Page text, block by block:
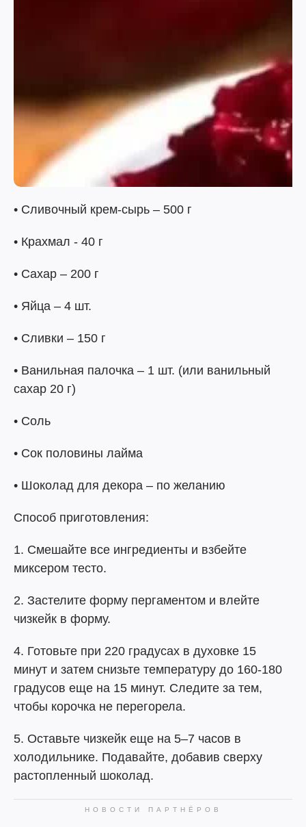
• Сливочный крем-сырь – 500 г
• Крахмал - 40 г
• Сахар – 200 г
• Яйца – 4 шт.
• Сливки – 150 г
• Ванильная палочка – 1 шт. (или ванильный
сахар 20 г)
• Соль
• Сок половины лайма
• Шоколад для декора – по желанию
Способ приготовления:
1. Смешайте все ингредиенты и взбейте
миксером тесто.
2. Застелите форму пергаментом и влейте
чизкейк в форму.
4. Готовьте при 220 градусах в духовке 15
минут и затем снизьте температуру до 160-180
градусов еще на 15 минут. Следите за тем,
чтобы корочка не перегорела.
5. Оставьте чизкейк еще на 5–7 часов в
холодильнике. Подавайте, добавив сверху
растопленный шоколад.